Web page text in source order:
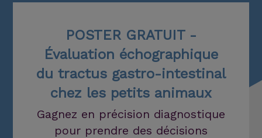
POSTER GRATUIT -
Évaluation échographique
du tractus gastro-intestinal
chez les petits animaux
Gagnez en précision diagnostique
pour prendre des décisions